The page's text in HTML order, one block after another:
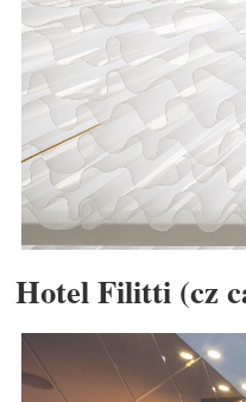
Hotel Filitti (cz